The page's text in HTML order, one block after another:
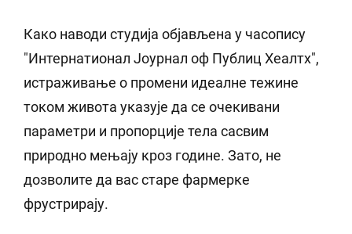
Како наводи студија објављена у часопису
"Интернатионал Јоурнал оф Публиц Хеалтх",
истраживање о промени идеалне тежине
током живота указује да се очекивани
параметри и пропорције тела сасвим
природно мењају кроз године. Зато, не
дозволите да вас старе фармерке
фрустрирају.